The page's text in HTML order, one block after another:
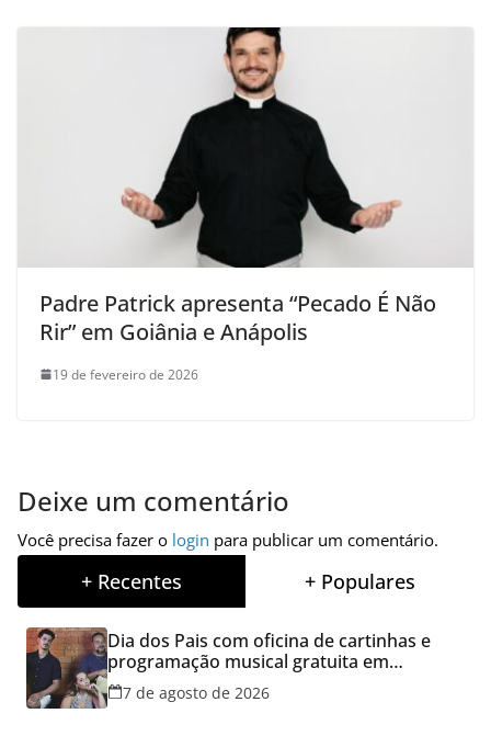
Padre Patrick apresenta “Pecado É Não
Rir” em Goiânia e Anápolis
19 de fevereiro de 2026
Deixe um comentário
Você precisa fazer o login para publicar um comentário.
+ Recentes + Populares
Dia dos Pais com oficina de cartinhas e
programação musical gratuita em
Aparecida de Goiânia
7 de agosto de 2026